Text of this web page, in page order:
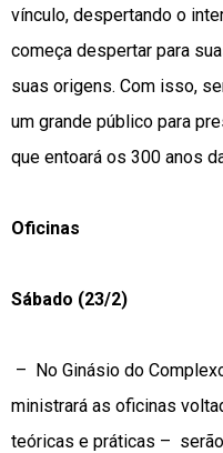
vínculo, despertando o
começa despertar para
suas origens. Com isso,
um grande público para
que entoará os 300 anos
Oficinas
Sábado (23/2)
– No Ginásio do
ministrará as oficinas
teóricas e práticas –